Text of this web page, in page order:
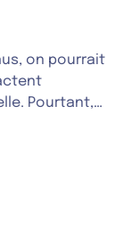
on pourrait
Pourtant,